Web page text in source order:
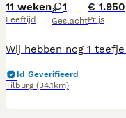
11 weken
Leeftijd
1
Geslacht
€ 1.950
Prijs
Id Geverifieerd
Tilburg (34.1km)